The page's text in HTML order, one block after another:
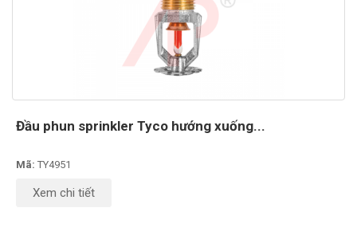
Đầu phun sprinkler Tyco hướng xuống...
Mã: TY4951
Xem chi tiết